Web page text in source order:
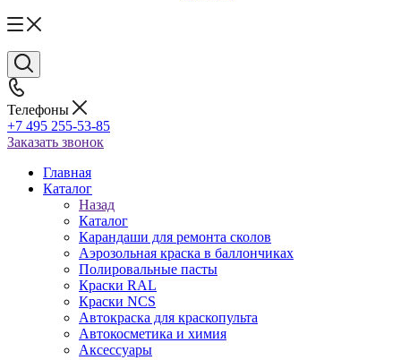
Телефоны
+7 495 255-53-85
Заказать звонок
Главная
Каталог
Назад
Каталог
Карандаши для ремонта сколов
Аэрозольная краска в баллончиках
Полировальные пасты
Краски RAL
Краски NCS
Автокраска для краскопульта
Автокосметика и химия
Аксессуары